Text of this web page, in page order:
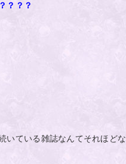
？？？
いている雑誌なんてそれほどな